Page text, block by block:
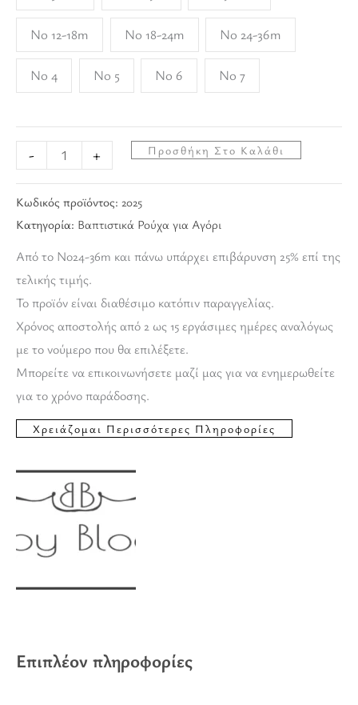
No 12-18m No 18-24m No 24-36m
Νο 4 Νο 5 Νο 6 No 7
- + Προσθήκη Στο Καλάθι
Κωδικός προϊόντος: 2025
Κατηγορία: Βαπτιστικά Ρούχα για Αγόρι
Από το Νο24-36m και πάνω υπάρχει επιβάρυνση 25% επί της
τελικής τιμής.
Το προϊόν είναι διαθέσιμο κατόπιν παραγγελίας.
Χρόνος αποστολής από 2 ως 15 εργάσιμες ημέρες αναλόγως
με το νούμερο που θα επιλέξετε.
Μπορείτε να επικοινωνήσετε μαζί μας για να ενημερωθείτε
για το χρόνο παράδοσης.
Επιπλέον πληροφορίες